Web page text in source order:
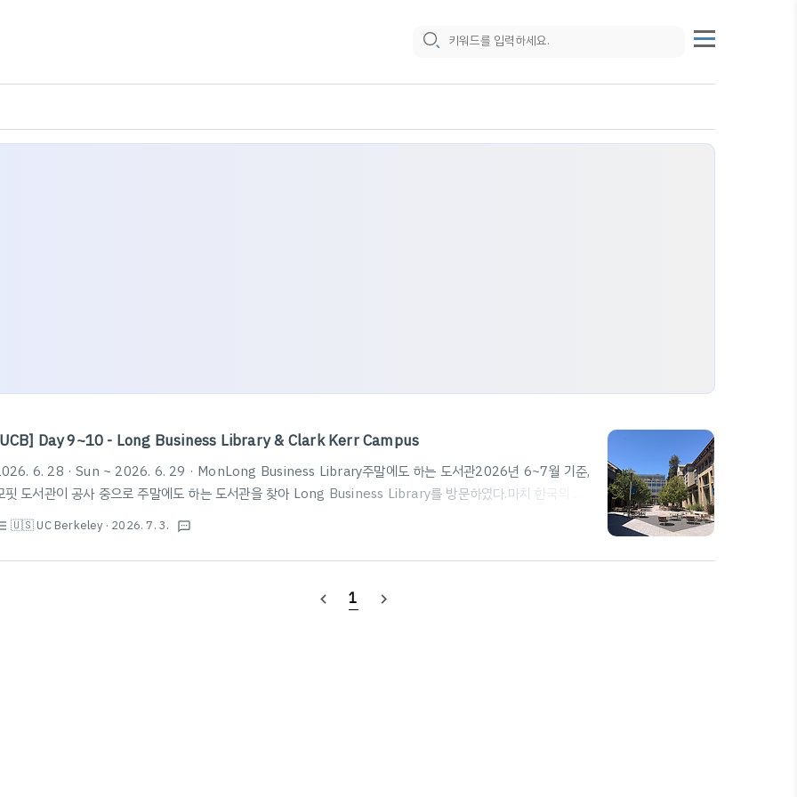
Day 9~10 - Long Business Library & Clark Kerr Campus
6. 28 · Sun ~ 2026. 6. 29 · MonLong Business Library주말에도 하는 도서관2026년 6~7월 기준,
핏 도서관이 공사 중으로 주말에도 하는 도서관을 찾아 Long Business Library를 방문하였다.마치 한국의 야
외 아울렛이 연상되는 외관을 하고 있으며, 시설은 괜찮은 편이다.또한, Cal 1 Card 없이도 누구나 출입이 가능하
니 참고하자.https://maps.app.goo.gl/6zL2Cvur6NHAZW8k7 롱 비지니스 도서관 · 2220 Piedmont
Berkeley, CA 94720 미국★★★★★ · 대학 도서관www.google.comClark Kerr CampusClark
🇺🇸 UC Berkeley · 2026. 7. 3. textsms
navigate_before 1 navigate_next